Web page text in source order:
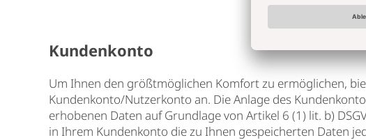
Kundenkonto
Um Ihnen den größtmöglichen Komfort zu ermöglichen,
Kundenkonto/Nutzerkonto an. Die Anlage des
erhobenen Daten auf Grundlage von Artikel 6 (1) lit. b)
in Ihrem Kundenkonto die zu Ihnen gespeicherten Daten